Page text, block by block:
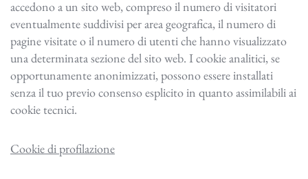
accedono a un sito web, compreso il numero di visitatori
eventualmente suddivisi per area geografica, il numero di
pagine visitate o il numero di utenti che hanno visualizzato
una determinata sezione del sito web. I cookie analitici, se
opportunamente anonimizzati, possono essere installati
senza il tuo previo consenso esplicito in quanto assimilabili ai
cookie tecnici.
Cookie di profilazione